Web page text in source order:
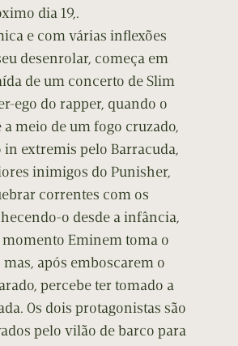
dia 19,.
e com várias inflexões
desenrolar, começa em
de um concerto de Slim
ego do rapper, quando o
a meio de um fogo cruzado,
in extremis pelo Barracuda,
inimigos do Punisher,
correntes com os
o desde a infância,
Eminem toma o
após emboscarem o
percebe ter tomado a
Os dois protagonistas são
pelo vilão de barco para